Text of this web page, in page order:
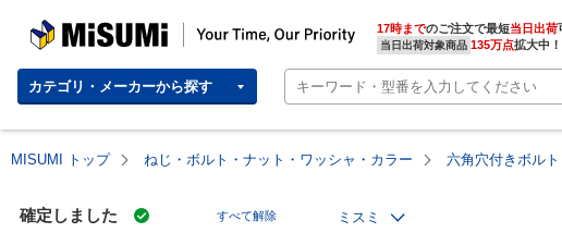
MISUMI | Your Time, Our Priority 17時までのご注文で最短当日出荷
当日出荷対象商品 135万点拡大中！
カテゴリ・メーカーから探す
MISUMI トップ ねじ・ボルト・ナット・ワッシャ・カラー 六角穴付きボルト
確定しました すべて解除 ミスミ